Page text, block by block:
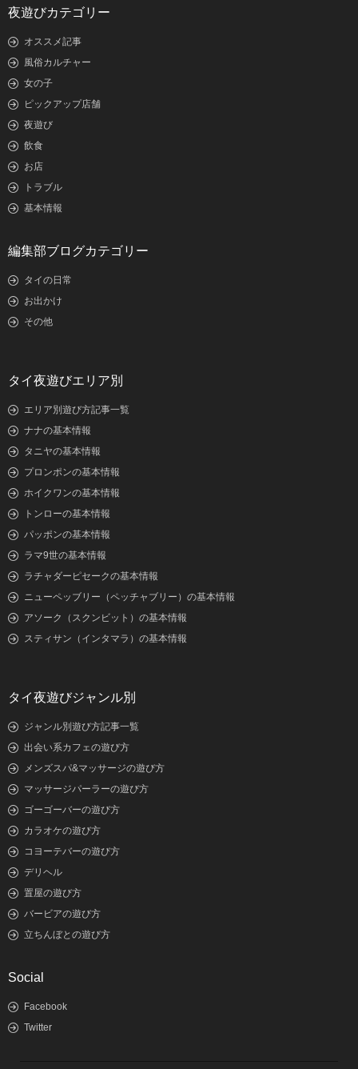
夜遊びカテゴリー
オススメ記事
風俗カルチャー
女の子
ピックアップ店舗
夜遊び
飲食
お店
トラブル
基本情報
編集部ブログカテゴリー
タイの日常
お出かけ
その他
タイ夜遊びエリア別
エリア別遊び方記事一覧
ナナの基本情報
タニヤの基本情報
プロンポンの基本情報
ホイクワンの基本情報
トンローの基本情報
パッポンの基本情報
ラマ9世の基本情報
ラチャダーピセークの基本情報
ニューペッブリー（ペッチャブリー）の基本情報
アソーク（スクンビット）の基本情報
スティサン（インタマラ）の基本情報
タイ夜遊びジャンル別
ジャンル別遊び方記事一覧
出会い系カフェの遊び方
メンズスパ&マッサージの遊び方
マッサージパーラーの遊び方
ゴーゴーバーの遊び方
カラオケの遊び方
コヨーテバーの遊び方
デリヘル
置屋の遊び方
バービアの遊び方
立ちんぼとの遊び方
Social
Facebook
Twitter